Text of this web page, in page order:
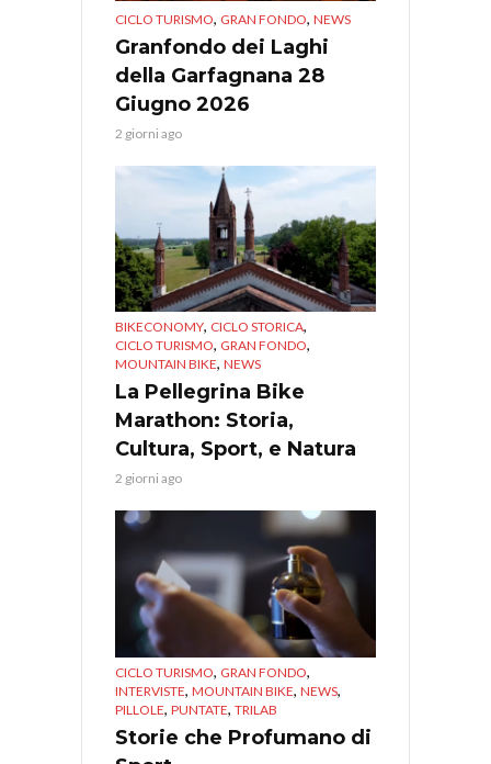
CICLO TURISMO, GRAN FONDO, NEWS
Granfondo dei Laghi
della Garfagnana 28
Giugno 2026
2 giorni ago
BIKECONOMY, CICLO STORICA,
CICLO TURISMO, GRAN FONDO,
MOUNTAIN BIKE, NEWS
La Pellegrina Bike
Marathon: Storia,
Cultura, Sport, e Natura
2 giorni ago
CICLO TURISMO, GRAN FONDO,
INTERVISTE, MOUNTAIN BIKE, NEWS,
PILLOLE, PUNTATE, TRILAB
Storie che Profumano di